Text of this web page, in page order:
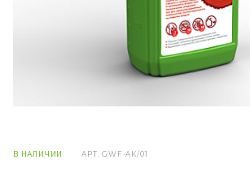
В НАЛИЧИИ АРТ.GWF-AK/01